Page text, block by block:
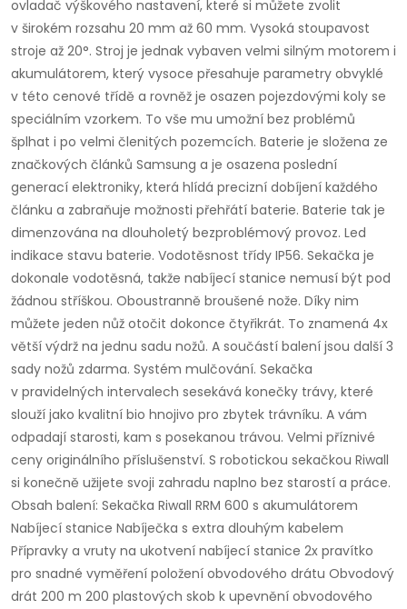
ovladač výškového nastavení, které si můžete zvolit
v širokém rozsahu 20 mm až 60 mm. Vysoká stoupavost
stroje až 20°. Stroj je jednak vybaven velmi silným motorem i
akumulátorem, který vysoce přesahuje parametry obvyklé
v této cenové třídě a rovněž je osazen pojezdovými koly se
speciálním vzorkem. To vše mu umožní bez problémů
šplhat i po velmi členitých pozemcích. Baterie je složena ze
značkových článků Samsung a je osazena poslední
generací elektroniky, která hlídá precizní dobíjení každého
článku a zabraňuje možnosti přehřátí baterie. Baterie tak je
dimenzována na dlouholetý bezproblémový provoz. Led
indikace stavu baterie. Vodotěsnost třídy IP56. Sekačka je
dokonale vodotěsná, takže nabíjecí stanice nemusí být pod
žádnou stříškou. Oboustranně broušené nože. Díky nim
můžete jeden nůž otočit dokonce čtyřikrát. To znamená 4x
větší výdrž na jednu sadu nožů. A součástí balení jsou další 3
sady nožů zdarma. Systém mulčování. Sekačka
v pravidelných intervalech sesekává konečky trávy, které
slouží jako kvalitní bio hnojivo pro zbytek trávníku. A vám
odpadají starosti, kam s posekanou trávou. Velmi příznivé
ceny originálního příslušenství. S robotickou sekačkou Riwall
si konečně užijete svoji zahradu naplno bez starostí a práce.
Obsah balení: Sekačka Riwall RRM 600 s akumulátorem
Nabíjecí stanice Nabíječka s extra dlouhým kabelem
Přípravky a vruty na ukotvení nabíjecí stanice 2x pravítko
pro snadné vyměření položení obvodového drátu Obvodový
drát 200 m 200 plastových skob k upevnění obvodového